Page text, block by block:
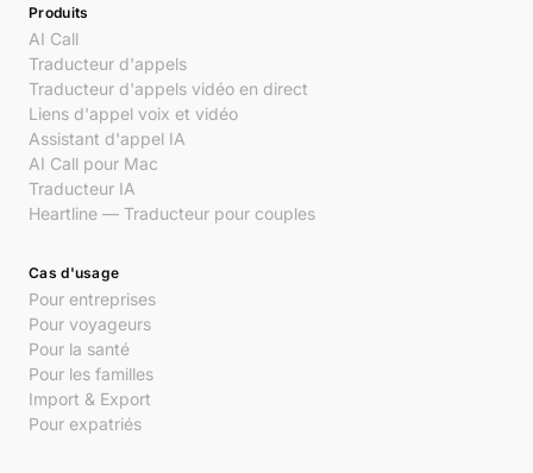
Produits
AI Call
Traducteur d'appels
Traducteur d'appels vidéo en direct
Liens d'appel voix et vidéo
Assistant d'appel IA
AI Call pour Mac
Traducteur IA
Heartline — Traducteur pour couples
Cas d'usage
Pour entreprises
Pour voyageurs
Pour la santé
Pour les familles
Import & Export
Pour expatriés